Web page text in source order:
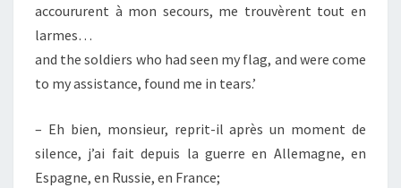
accoururent à mon secours, me trouvèrent tout en
larmes…
and the soldiers who had seen my flag, and were come
to my assistance, found me in tears.’
– Eh bien, monsieur, reprit-il après un moment de
silence, j’ai fait depuis la guerre en Allemagne, en
Espagne, en Russie, en France;